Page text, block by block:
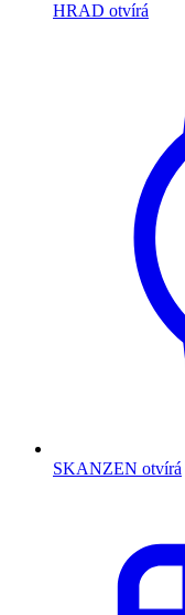
HRAD otvírá
SKANZEN otvírá